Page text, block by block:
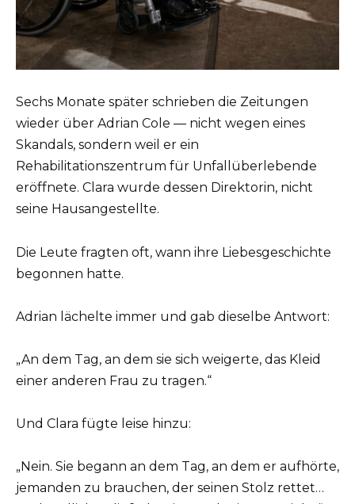
Sechs Monate später schrieben die Zeitungen
wieder über Adrian Cole — nicht wegen eines
Skandals, sondern weil er ein
Rehabilitationszentrum für Unfallüberlebende
eröffnete. Clara wurde dessen Direktorin, nicht
seine Hausangestellte.
Die Leute fragten oft, wann ihre Liebesgeschichte
begonnen hatte.
Adrian lächelte immer und gab dieselbe Antwort:
„An dem Tag, an dem sie sich weigerte, das Kleid
einer anderen Frau zu tragen.“
Und Clara fügte leise hinzu:
„Nein. Sie begann an dem Tag, an dem er aufhörte,
jemanden zu brauchen, der seinen Stolz rettet…